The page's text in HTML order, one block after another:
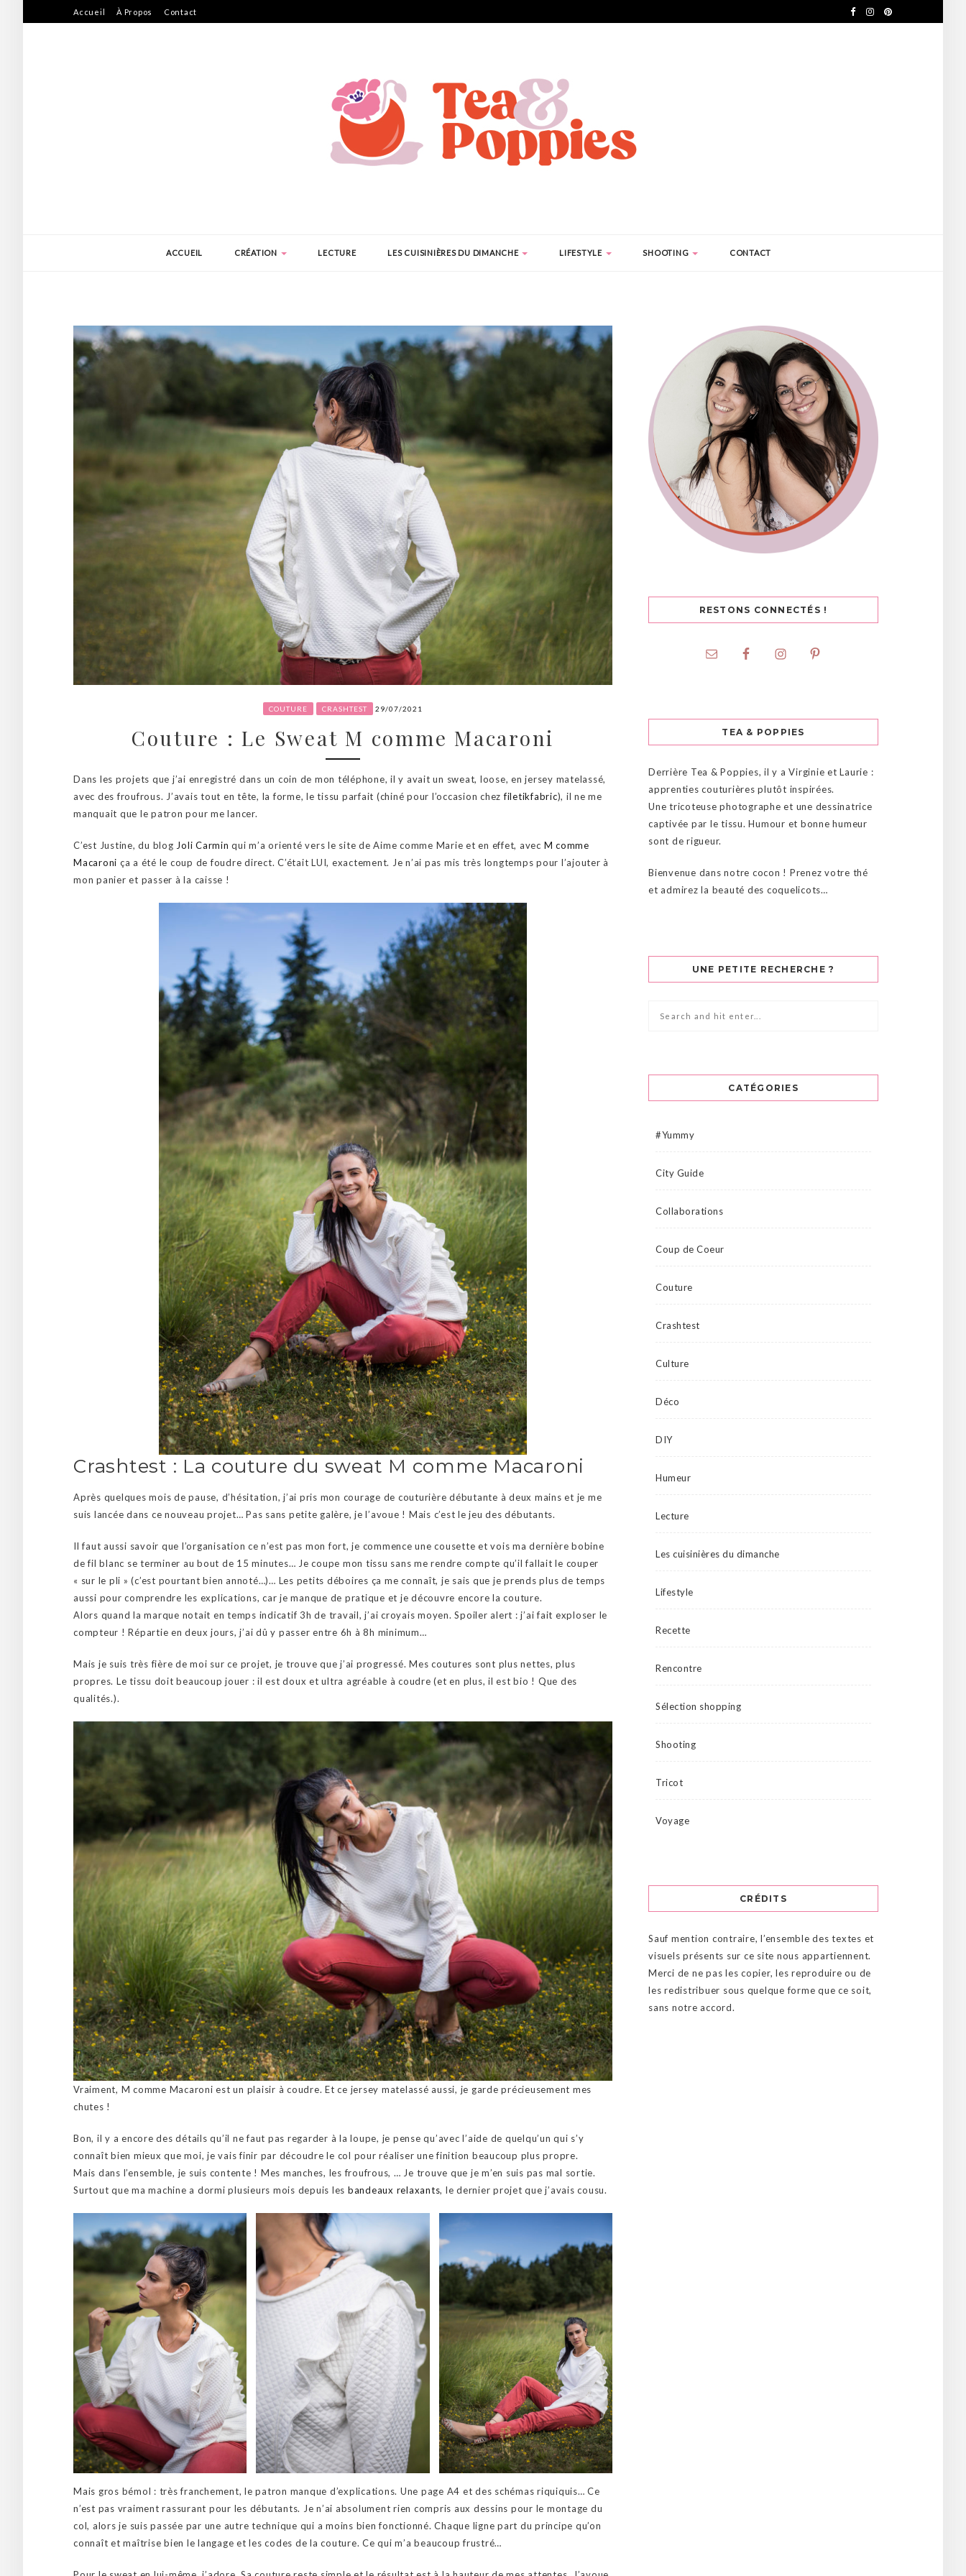
Accueil À Propos Contact
ACCUEIL CRÉATION LECTURE LES CUISINIÈRES DU DIMANCHE LIFESTYLE SHOOTING CONTACT
COUTURE CRASHTEST 29/07/2021
Couture : Le Sweat M comme Macaroni
Dans les projets que j’ai enregistré dans un coin de mon téléphone, il y avait un sweat, loose, en jersey matelassé,
avec des froufrous. J’avais tout en tête, la forme, le tissu parfait (chiné pour l’occasion chezfiletikfabric), il ne me
manquait que le patron pour me lancer.
C’est Justine, du blog Joli Carmin qui m’a orienté vers le site de Aime comme Marie et en effet, avec M comme
Macaroni ça a été le coup de foudre direct. C’était LUI, exactement. Je n’ai pas mis très longtemps pour l’ajouter à
mon panier et passer à la caisse !
Crashtest : La couture du sweat M comme Macaroni
Après quelques mois de pause, d’hésitation, j’ai pris mon courage de couturière débutante à deux mains et je me
suis lancée dans ce nouveau projet… Pas sans petite galère, je l’avoue ! Mais c’est le jeu des débutants.
Il faut aussi savoir que l’organisation ce n’est pas mon fort, je commence une cousette et vois ma dernière bobine
de fil blanc se terminer au bout de 15 minutes… Je coupe mon tissu sans me rendre compte qu’il fallait le couper
« sur le pli » (c’est pourtant bien annoté…)… Les petits déboires ça me connaît, je sais que je prends plus de temps
aussi pour comprendre les explications, car je manque de pratique et je découvre encore la couture.
Alors quand la marque notait en temps indicatif 3h de travail, j’ai croyais moyen. Spoiler alert : j’ai fait exploser le
compteur ! Répartie en deux jours, j’ai dû y passer entre 6h à 8h minimum…
Mais je suis très fière de moi sur ce projet, je trouve que j’ai progressé. Mes coutures sont plus nettes, plus
propres. Le tissu doit beaucoup jouer : il est doux et ultra agréable à coudre (et en plus, il est bio ! Que des
qualités.).
Vraiment, M comme Macaroni est un plaisir à coudre. Et ce jersey matelassé aussi, je garde précieusement mes
chutes !
Bon, il y a encore des détails qu’il ne faut pas regarder à la loupe, je pense qu’avec l’aide de quelqu’un qui s’y
connaît bien mieux que moi, je vais finir par découdre le col pour réaliser une finition beaucoup plus propre.
Mais dans l’ensemble, je suis contente ! Mes manches, les froufrous, … Je trouve que je m’en suis pas mal sortie.
Surtout que ma machine a dormi plusieurs mois depuis les bandeaux relaxants, le dernier projet que j’avais cousu.
Mais gros bémol : très franchement, le patron manque d’explications. Une page A4 et des schémas riquiquis… Ce
n’est pas vraiment rassurant pour les débutants. Je n’ai absolument rien compris aux dessins pour le montage du
col, alors je suis passée par une autre technique qui a moins bien fonctionné. Chaque ligne part du principe qu’on
connaît et maîtrise bien le langage et les codes de la couture. Ce qui m’a beaucoup frustré…
RESTONS CONNECTÉS !
TEA & POPPIES
Derrière Tea & Poppies, il y a Virginie et Laurie :
apprenties couturières plutôt inspirées.
Une tricoteuse photographe et une dessinatrice
captivée par le tissu. Humour et bonne humeur
sont de rigueur.
Bienvenue dans notre cocon ! Prenez votre thé
et admirez la beauté des coquelicots…
UNE PETITE RECHERCHE ?
CATÉGORIES
#Yummy
City Guide
Collaborations
Coup de Coeur
Couture
Crashtest
Culture
Déco
DIY
Humeur
Lecture
Les cuisinières du dimanche
Lifestyle
Recette
Rencontre
Sélection shopping
Shooting
Tricot
Voyage
CRÉDITS
Sauf mention contraire, l’ensemble des textes et
visuels présents sur ce site nous appartiennent.
Merci de ne pas les copier, les reproduire ou de
les redistribuer sous quelque forme que ce soit,
sans notre accord.